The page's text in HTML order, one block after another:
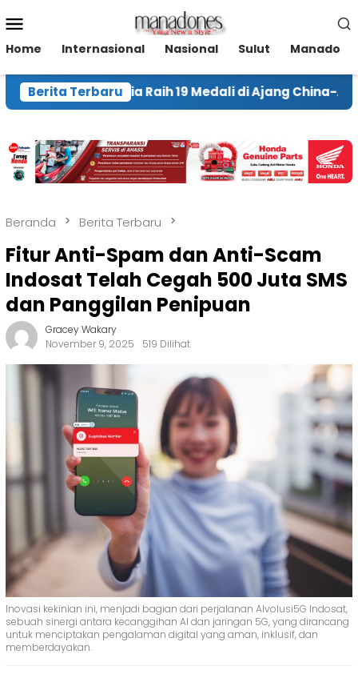
ke
kontenMobile
Home Internasional Nasional Sulut Manado
Berita Terbaru
Raih 19 Medali di Ajang China-ASEAN 2026
Beranda Berita Terbaru
Fitur Anti-Spam dan Anti-Scam
Indosat Telah Cegah 500 Juta SMS
dan Panggilan Penipuan
Gracey Wakary
November 9, 2025
519 Dilihat
Inovasi kekinian ini, menjadi bagian dari perjalanan AIvolusi5G Indosat,
sebuah sinergi antara kecanggihan AI dan jaringan 5G, yang dirancang
untuk menciptakan pengalaman digital yang aman, inklusif, dan
memberdayakan.